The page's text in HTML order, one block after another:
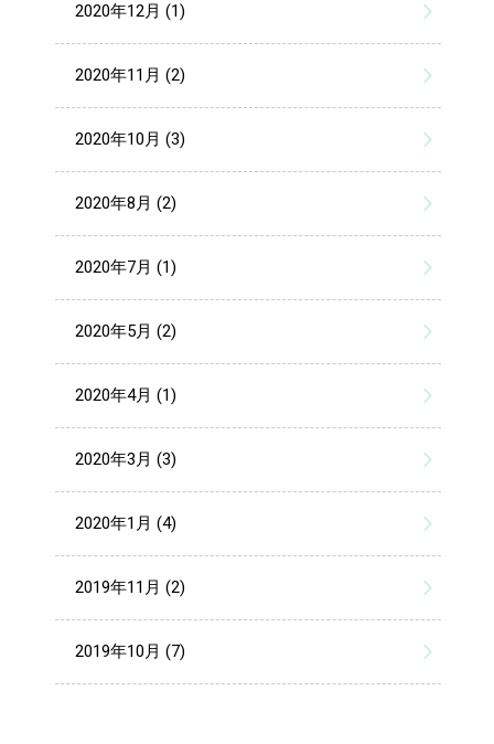
2020年12月 (1)
2020年11月 (2)
2020年10月 (3)
2020年8月 (2)
2020年7月 (1)
2020年5月 (2)
2020年4月 (1)
2020年3月 (3)
2020年1月 (4)
2019年11月 (2)
2019年10月 (7)